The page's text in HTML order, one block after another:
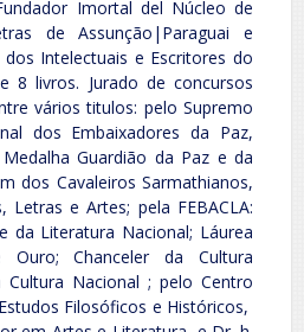
Imortal del Núcleo de
de Assunção|Paraguai e
Intelectuais e Escritores do
8 livros. Jurado de concursos
vários titulos: pelo Supremo
dos Embaixadores da Paz,
Guardião da Paz e da
dos Cavaleiros Sarmathianos,
Letras e Artes; pela FEBACLA:
da Literatura Nacional; Láurea
Ouro; Chanceler da Cultura
Nacional ; pelo Centro
Filosóficos e Históricos,